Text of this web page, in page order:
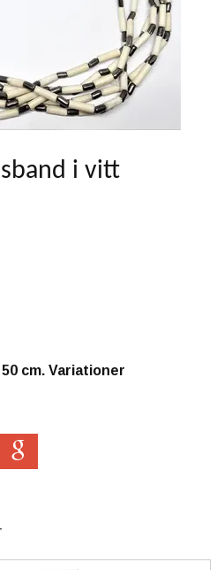
i vitt
cm. Variationer